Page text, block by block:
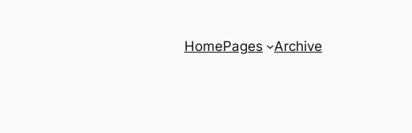
HomePages Archive